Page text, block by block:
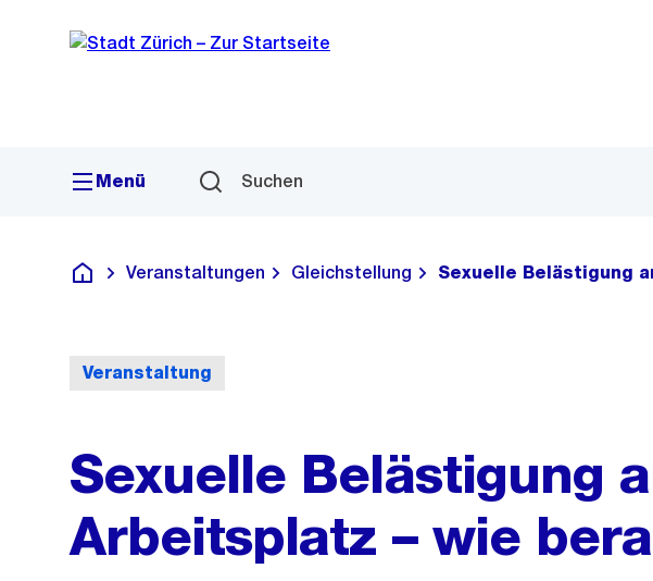
Navigation
Sprunglink
Menü Suchen
Deutsch
Veranstaltungen Gleichstellung Sexuelle Belästigung
Veranstaltung
Sexuelle Belästigung
Arbeitsplatz – wie